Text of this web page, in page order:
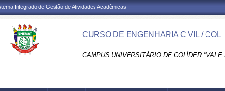
Integrado de Gestão de Atividades Acadêmicas
CURSO DE ENGENHARIA CIVIL / COL
CAMPUS UNIVERSITÁRIO DE COLÍDER